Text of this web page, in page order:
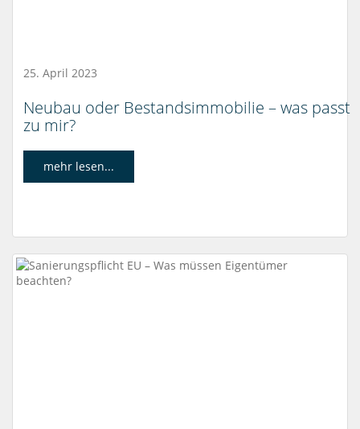
25. April 2023
Neubau oder Bestandsimmobilie – was passt
zu mir?
mehr lesen...